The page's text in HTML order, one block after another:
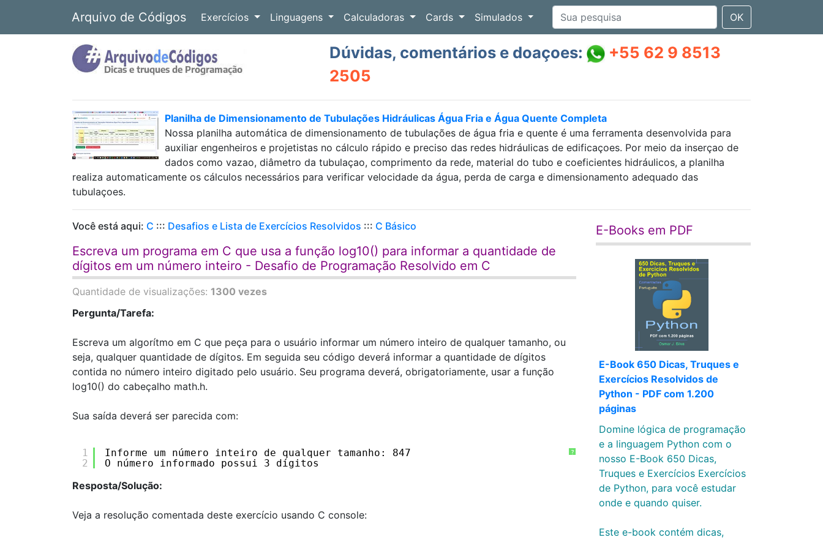
Arquivo de Códigos Exercícios Linguagens Calculadoras Cards Simulados OK
Dúvidas, comentários e doaçoes:
+55 62 9 8513
2505
Planilha de Dimensionamento de Tubulações Hidráulicas Água Fria e Água Quente Completa
Nossa planilha automática de dimensionamento de tubulações de água fria e quente é uma ferramenta desenvolvida para
auxiliar engenheiros e projetistas no cálculo rápido e preciso das redes hidráulicas de edificaçoes. Por meio da inserçao de
dados como vazao, diâmetro da tubulaçao, comprimento da rede, material do tubo e coeficientes hidráulicos, a planilha
realiza automaticamente os cálculos necessários para verificar velocidade da água, perda de carga e dimensionamento adequado das
tubulaçoes.
Você está aqui: C ::: Desafios e Lista de Exercícios Resolvidos ::: C Básico
Escreva um programa em C que usa a função log10() para informar a quantidade de
dígitos em um número inteiro - Desafio de Programação Resolvido em C
Quantidade de visualizações: 1300 vezes
Pergunta/Tarefa:
Escreva um algorítmo em C que peça para o usuário informar um número inteiro de qualquer tamanho, ou
seja, qualquer quantidade de dígitos. Em seguida seu código deverá informar a quantidade de dígitos
contida no número inteiro digitado pelo usuário. Seu programa deverá, obrigatoriamente, usar a função
log10() do cabeçalho math.h.
Sua saída deverá ser parecida com:
?
1
2
Informe um número inteiro de qualquer tamanho: 847
O número informado possui 3 dígitos
Resposta/Solução:
Veja a resolução comentada deste exercício usando C console:
E-Books em PDF
E-Book 650 Dicas, Truques e
Exercícios Resolvidos de
Python - PDF com 1.200
páginas
Domine lógica de programação
e a linguagem Python com o
nosso E-Book 650 Dicas,
Truques e Exercícios Exercícios
de Python, para você estudar
onde e quando quiser.
Este e-book contém dicas,